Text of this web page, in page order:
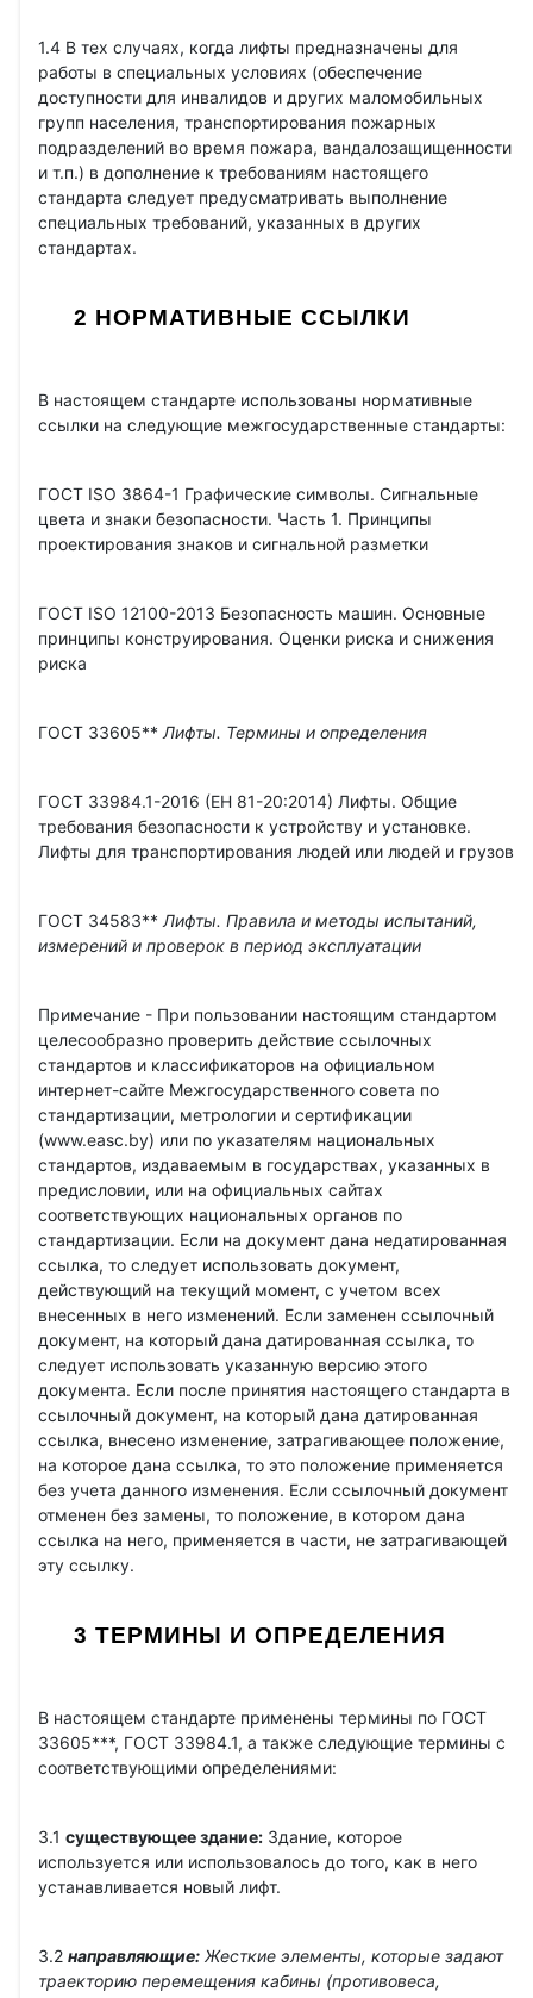
1.4 В тех случаях, когда лифты предназначены для
работы в специальных условиях (обеспечение
доступности для инвалидов и других маломобильных
групп населения, транспортирования пожарных
подразделений во время пожара, вандалозащищенности
и т.п.) в дополнение к требованиям настоящего
стандарта следует предусматривать выполнение
специальных требований, указанных в других
стандартах.
2 НОРМАТИВНЫЕ ССЫЛКИ
В настоящем стандарте использованы нормативные
ссылки на следующие межгосударственные стандарты:
ГОСТ ISO 3864-1 Графические символы. Сигнальные
цвета и знаки безопасности. Часть 1. Принципы
проектирования знаков и сигнальной разметки
ГОСТ ISO 12100-2013 Безопасность машин. Основные
принципы конструирования. Оценки риска и снижения
риска
ГОСТ 33605** Лифты. Термины и определения
ГОСТ 33984.1-2016 (ЕН 81-20:2014) Лифты. Общие
требования безопасности к устройству и установке.
Лифты для транспортирования людей или людей и грузов
ГОСТ 34583** Лифты. Правила и методы испытаний,
измерений и проверок в период эксплуатации
Примечание - При пользовании настоящим стандартом
целесообразно проверить действие ссылочных
стандартов и классификаторов на официальном
интернет-сайте Межгосударственного совета по
стандартизации, метрологии и сертификации
(www.easc.by) или по указателям национальных
стандартов, издаваемым в государствах, указанных в
предисловии, или на официальных сайтах
соответствующих национальных органов по
стандартизации. Если на документ дана недатированная
ссылка, то следует использовать документ,
действующий на текущий момент, с учетом всех
внесенных в него изменений. Если заменен ссылочный
документ, на который дана датированная ссылка, то
следует использовать указанную версию этого
документа. Если после принятия настоящего стандарта в
ссылочный документ, на который дана датированная
ссылка, внесено изменение, затрагивающее положение,
на которое дана ссылка, то это положение применяется
без учета данного изменения. Если ссылочный документ
отменен без замены, то положение, в котором дана
ссылка на него, применяется в части, не затрагивающей
эту ссылку.
3 ТЕРМИНЫ И ОПРЕДЕЛЕНИЯ
В настоящем стандарте применены термины по ГОСТ
33605***, ГОСТ 33984.1, а также следующие термины с
соответствующими определениями:
3.1 существующее здание: Здание, которое
используется или использовалось до того, как в него
устанавливается новый лифт.
3.2 направляющие: Жесткие элементы, которые задают
траекторию перемещения кабины (противовеса,